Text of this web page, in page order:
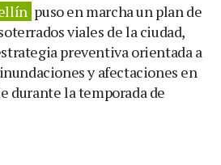
puso en marcha un plan de
viales de la ciudad,
preventiva orientada a
y afectaciones en
durante la temporada de